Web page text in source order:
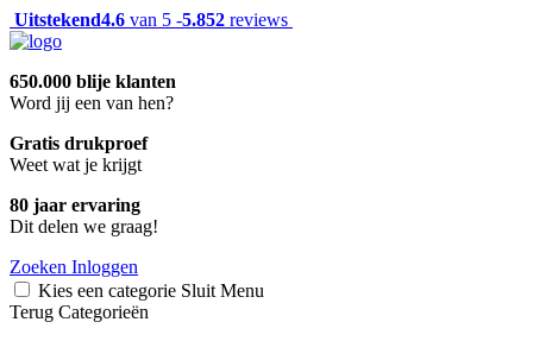
Uitstekend4.6 van 5 -5.852 reviews
650.000 blije klanten
Word jij een van hen?
Gratis drukproef
Weet wat je krijgt
80 jaar ervaring
Dit delen we graag!
Zoeken Inloggen
Kies een categorie Sluit Menu
Terug Categorieën